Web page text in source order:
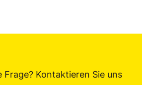
Frage? Kontaktieren Sie uns